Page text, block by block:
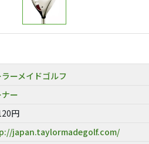
ーメイドゴルフ
ー
円
japan.taylormadegolf.com/